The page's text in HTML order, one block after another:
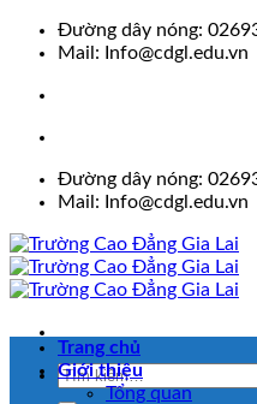
Skip
Đường dây nóng:
Mail: Info@cdgl.edu.vn
Đường dây nóng:
Mail: Info@cdgl.edu.vn
Trang chủ
Giới thiệu
Tổng quan